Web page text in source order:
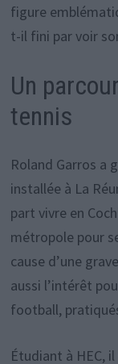
figure
t-il fini par voir
Un
tennis
Roland Garros a
installée à La
part vivre en
métropole pour
cause d’une
aussi l’intérêt
football,
Étudiant à HEC,